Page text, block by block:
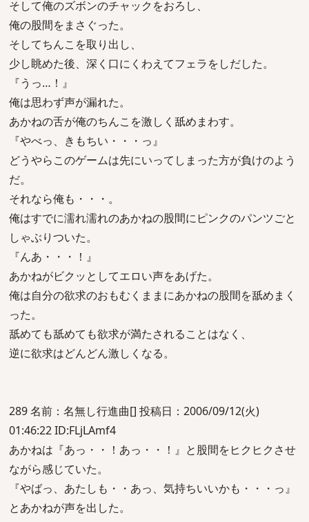
そして俺のズボンのチャックをおろし、
俺の股間をまさぐった。
そしてちんこを取り出し、
少し眺めた後、深く口にくわえてフェラをしだした。
『うっ…！』
俺は思わず声が漏れた。
あかねの舌が俺のちんこを激しく舐めまわす。
『やべっ、きもちい・・・っ』
どうやらこのゲームは先にいってしまった方が負けのよう
だ。
それなら俺も・・・。
俺はすでに濡れ濡れのあかねの股間にピンクのパンツごと
しゃぶりついた。
『んあ・・・！』
あかねがビクッとしてエロい声をあげた。
俺は自分の欲求のおもむくままにあかねの股間を舐めまく
った。
舐めても舐めても欲求が満たされることはなく、
逆に欲求はどんどん激しくなる。
289 名前：名無し行進曲[] 投稿日：2006/09/12(火)
01:46:22 ID:FLjLAmf4
あかねは『あっ・・！あっ・・！』と股間をヒクヒクさせ
ながら感じていた。
『やばっ、あたしも・・あっ、気持ちいいかも・・・っ』
とあかねが声を出した。